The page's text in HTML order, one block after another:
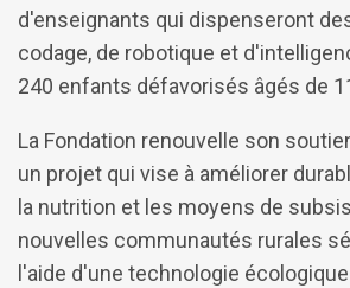
d'enseignants qui dispenseront
codage, de robotique et
240 enfants défavorisés âgés de
La Fondation renouvelle son
un projet qui vise à améliorer
la nutrition et les moyens de
nouvelles communautés rurales
l'aide d'une technologie